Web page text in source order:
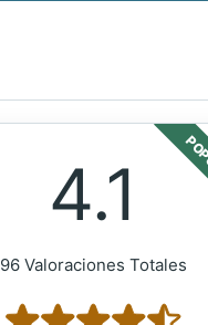
4.1
96 Valoraciones Totales